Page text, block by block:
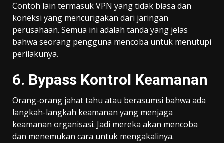
Contoh lain termasuk VPN yang tidak biasa dan
koneksi yang mencurigakan dari jaringan
perusahaan. Semua ini adalah tanda yang jelas
bahwa seorang pengguna mencoba untuk menutupi
perilakunya.
6. Bypass Kontrol Keamanan
Orang-orang jahat tahu atau berasumsi bahwa ada
langkah-langkah keamanan yang menjaga
keamanan organisasi. Jadi mereka akan mencoba
dan menemukan cara untuk mengakalinya.